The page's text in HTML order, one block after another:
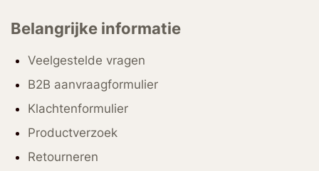
Belangrijke informatie
Veelgestelde vragen
B2B aanvraagformulier
Klachtenformulier
Productverzoek
Retourneren